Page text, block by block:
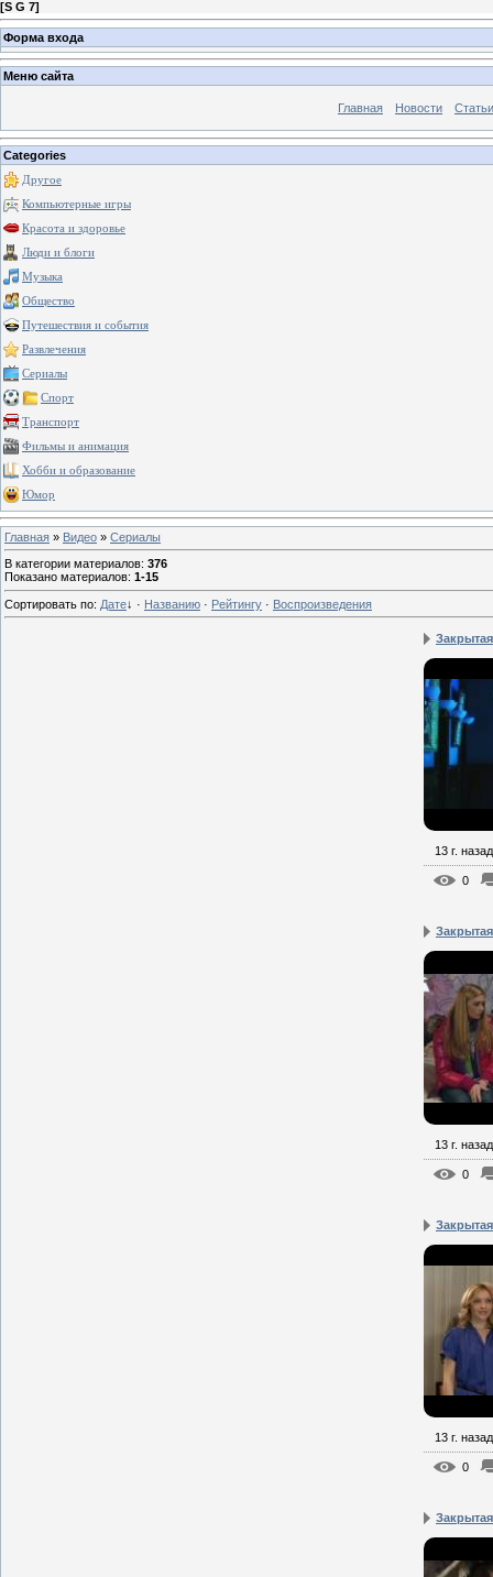
[S G 7]
Форма входа
Меню сайта
Главная Новости Статьи
Categories
Другое
Компьютерные игры
Красота и здоровье
Люди и блоги
Музыка
Общество
Путешествия и события
Развлечения
Сериалы
Спорт
Транспорт
Фильмы и анимация
Хобби и образование
Юмор
Главная » Видео » Сериалы
В категории материалов: 376
Показано материалов: 1-15
Сортировать по: Дате↓ · Названию · Рейтингу · Воспроизведения
13 г. назад
0
13 г. назад
0
13 г. назад
0